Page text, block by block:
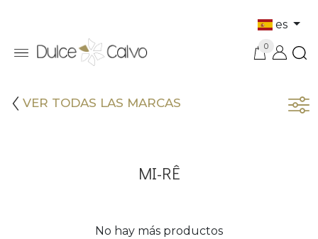
es
0
VER TODAS LAS MARCAS
MI-RÊ
No hay más productos